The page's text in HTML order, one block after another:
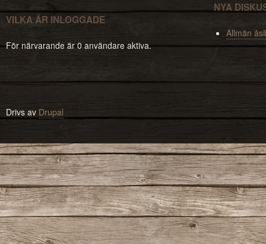
VILKA ÄR INLOGGADE
För närvarande är 0 användare aktiva.
NYA
Allmän
Drivs av Drupal